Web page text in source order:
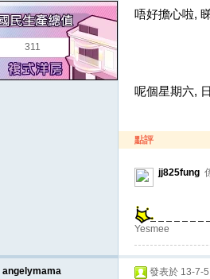
311
唔好擔心啦,
呢個星期六,
點評
jj825fung
Yesmee
angelymama 發表於 13-7-